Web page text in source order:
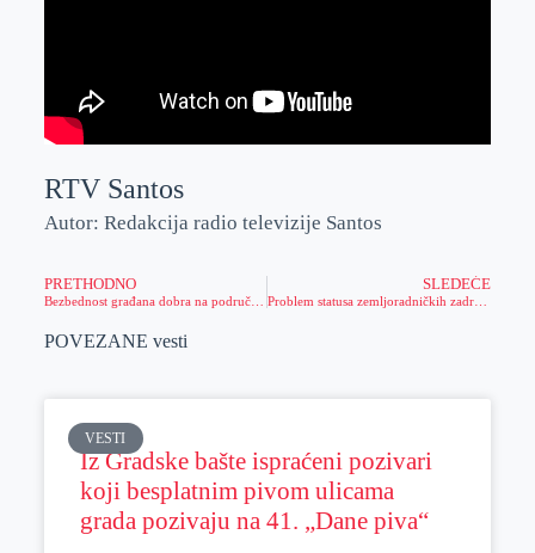
RTV Santos
Autor: Redakcija radio televizije Santos
PRETHODNO
Bezbednost građana dobra na području PU Zrenjanin
SLEDEĆE
POVEZANE vesti
VESTI
Iz Gradske bašte ispraćeni pozivari
koji besplatnim pivom ulicama
grada pozivaju na 41. „Dane piva“